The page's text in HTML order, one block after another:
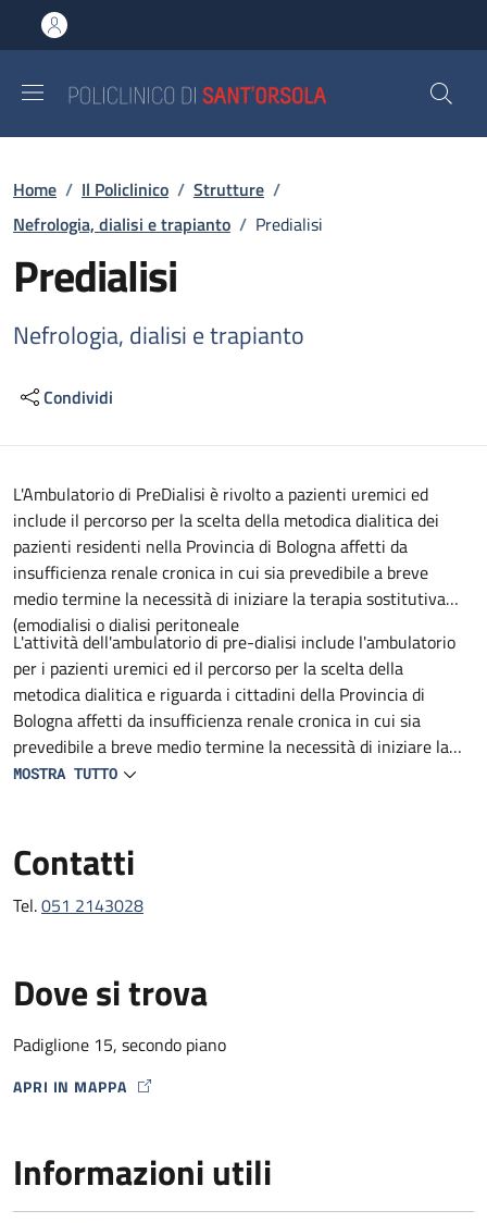
al contenuto principale
to footer content
Briciole di pane
Home / Il Policlinico / Strutture /
Nefrologia, dialisi e trapianto / Predialisi
Predialisi
Nefrologia, dialisi e trapianto
Condividi
Descrizione
L'Ambulatorio di PreDialisi è rivolto a pazienti uremici ed
include il percorso per la scelta della metodica dialitica dei
pazienti residenti nella Provincia di Bologna affetti da
insufficienza renale cronica in cui sia prevedibile a breve
medio termine la necessità di iniziare la terapia sostitutiva
(emodialisi o dialisi peritoneale
L'attività dell'ambulatorio di pre-dialisi include l'ambulatorio
per i pazienti uremici ed il percorso per la scelta della
metodica dialitica e riguarda i cittadini della Provincia di
Bologna affetti da insufficienza renale cronica in cui sia
prevedibile a breve medio termine la necessità di iniziare la
terapia sostitutiva (emodialisi o dialisi peritoneale).
MOSTRA TUTTO
Contatti
Tel.051 2143028
Dove si trova
Padiglione 15, secondo piano
APRI IN MAPPA
MAP ICON
Informazioni utili